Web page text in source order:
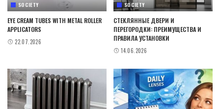
SOCIETY
EYE CREAM TUBES WITH METAL ROLLER
APPLICATORS
22.07.2026
SOCIETY
СТЕКЛЯННЫЕ ДВЕРИ И
ПЕРЕГОРОДКИ: ПРЕИМУЩЕСТВА И
ПРАВИЛА УСТАНОВКИ
14.06.2026